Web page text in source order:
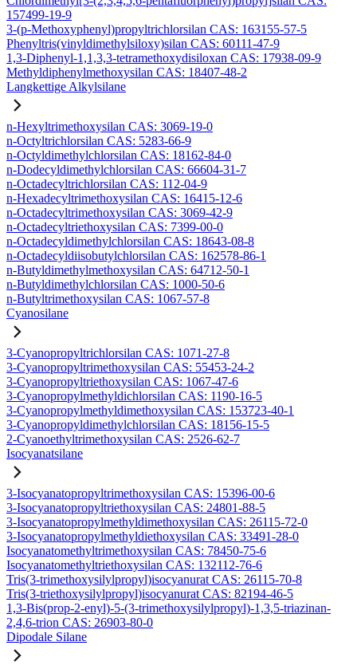
157499-19-9
3-(p-Methoxyphenyl)propyltrichlorsilan CAS: 163155-57-5
Phenyltris(vinyldimethylsiloxy)silan CAS: 60111-47-9
1,3-Diphenyl-1,1,3,3-tetramethoxydisiloxan CAS: 17938-09-9
Methyldiphenylmethoxysilan CAS: 18407-48-2
Langkettige Alkylsilane
n-Hexyltrimethoxysilan CAS: 3069-19-0
n-Octyltrichlorsilan CAS: 5283-66-9
n-Octyldimethylchlorsilan CAS: 18162-84-0
n-Dodecyldimethylchlorsilan CAS: 66604-31-7
n-Octadecyltrichlorsilan CAS: 112-04-9
n-Hexadecyltrimethoxysilan CAS: 16415-12-6
n-Octadecyltrimethoxysilan CAS: 3069-42-9
n-Octadecyltriethoxysilan CAS: 7399-00-0
n-Octadecyldimethylchlorsilan CAS: 18643-08-8
n-Octadecyldiisobutylchlorsilan CAS: 162578-86-1
n-Butyldimethylmethoxysilan CAS: 64712-50-1
n-Butyldimethylchlorsilan CAS: 1000-50-6
n-Butyltrimethoxysilan CAS: 1067-57-8
Cyanosilane
3-Cyanopropyltrichlorsilan CAS: 1071-27-8
3-Cyanopropyltrimethoxysilan CAS: 55453-24-2
3-Cyanopropyltriethoxysilan CAS: 1067-47-6
3-Cyanopropylmethyldichlorsilan CAS: 1190-16-5
3-Cyanopropylmethyldimethoxysilan CAS: 153723-40-1
3-Cyanopropyldimethylchlorsilan CAS: 18156-15-5
2-Cyanoethyltrimethoxysilan CAS: 2526-62-7
Isocyanatsilane
3-Isocyanatopropyltrimethoxysilan CAS: 15396-00-6
3-Isocyanatopropyltriethoxysilan CAS: 24801-88-5
3-Isocyanatopropylmethyldimethoxysilan CAS: 26115-72-0
3-Isocyanatopropylmethyldiethoxysilan CAS: 33491-28-0
Isocyanatomethyltrimethoxysilan CAS: 78450-75-6
Isocyanatomethyltriethoxysilan CAS: 132112-76-6
Tris(3-trimethoxysilylpropyl)isocyanurat CAS: 26115-70-8
Tris(3-triethoxysilylpropyl)isocyanurat CAS: 82194-46-5
1,3-Bis(prop-2-enyl)-5-(3-trimethoxysilylpropyl)-1,3,5-triazinan-
2,4,6-trion CAS: 26903-80-0
Dipodale Silane